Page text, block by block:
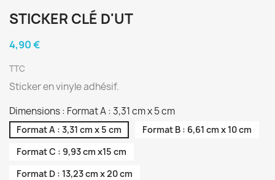
STICKER CLÉ D'UT
4,90 €
TTC
Sticker en vinyle adhésif.
Dimensions : Format A : 3,31 cm x 5 cm
Format A : 3,31 cm x 5 cm
Format B : 6,61 cm x 10 cm
Format C : 9,93 cm x15 cm
Format D : 13,23 cm x 20 cm